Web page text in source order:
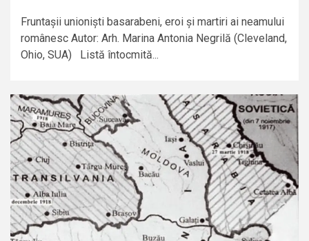
Fruntașii unioniști basarabeni, eroi și martiri ai neamului
românesc Autor: Arh. Marina Antonia Negrilă (Cleveland,
Ohio, SUA) Listă întocmită...